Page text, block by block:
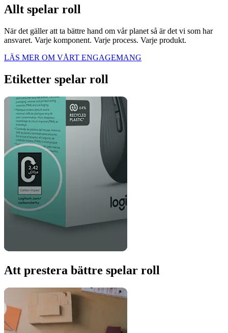
Allt spelar roll
När det gäller att ta bättre hand om vår planet så är det vi som har
ansvaret. Varje komponent. Varje process. Varje produkt.
LÄS MER OM VÅRT ENGAGEMANG
Etiketter spelar roll
Att prestera bättre spelar roll